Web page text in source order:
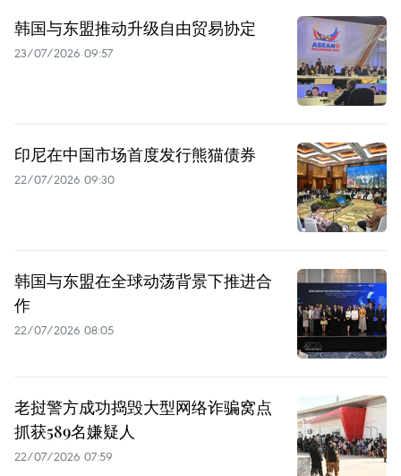
韩国与东盟推动升级自由贸易协定
23/07/2026 09:57
印尼在中国市场首度发行熊猫债券
22/07/2026 09:30
韩国与东盟在全球动荡背景下推进合
作
22/07/2026 08:05
老挝警方成功捣毁大型网络诈骗窝点
抓获589名嫌疑人
22/07/2026 07:59